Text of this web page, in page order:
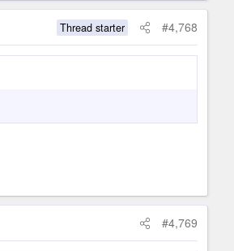
Thread starter #4,768
#4,769